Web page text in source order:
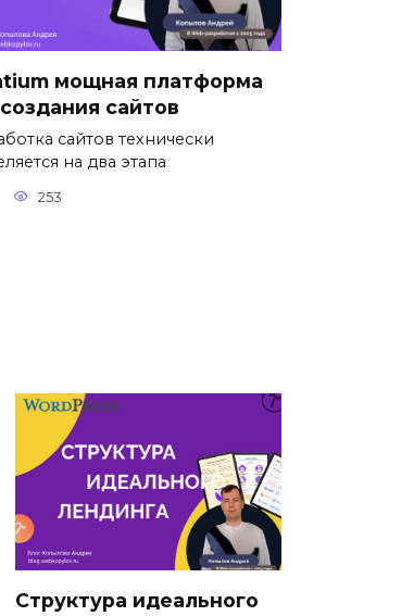
мощная платформа
сайтов
сайтов технически
на два этапа
253
Структура идеального